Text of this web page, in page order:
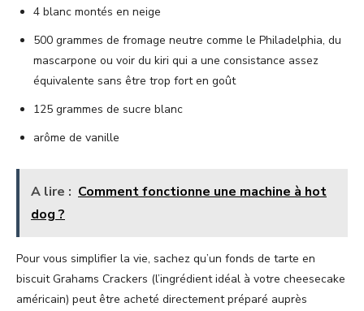
4 blanc montés en neige
500 grammes de fromage neutre comme le Philadelphia, du
mascarpone ou voir du kiri qui a une consistance assez
équivalente sans être trop fort en goût
125 grammes de sucre blanc
arôme de vanille
A lire : Comment fonctionne une machine à hot
dog ?
Pour vous simplifier la vie, sachez qu’un fonds de tarte en
biscuit Grahams Crackers (l’ingrédient idéal à votre cheesecake
américain) peut être acheté directement préparé auprès